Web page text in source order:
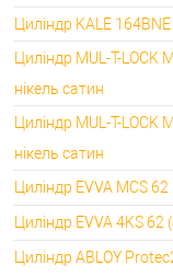
⭐Сигналізація AJAX:
Циліндр KALE
Циліндр MUL-T-
нікель сатин
Циліндр MUL-T-
нікель сатин
Циліндр EVVA MCS
Циліндр EVVA 4KS
Циліндр ABLOY